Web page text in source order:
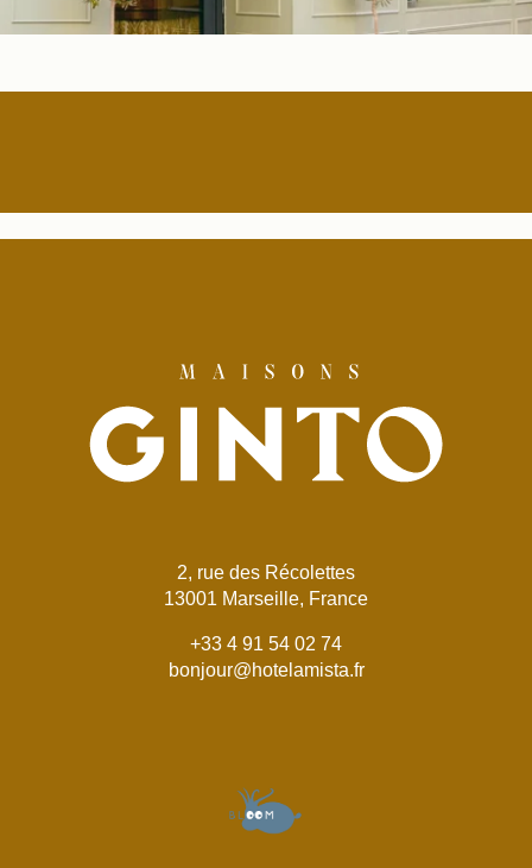
2, rue des Récolettes
13001 Marseille, France
+33 4 91 54 02 74
bonjour@hotelamista.fr